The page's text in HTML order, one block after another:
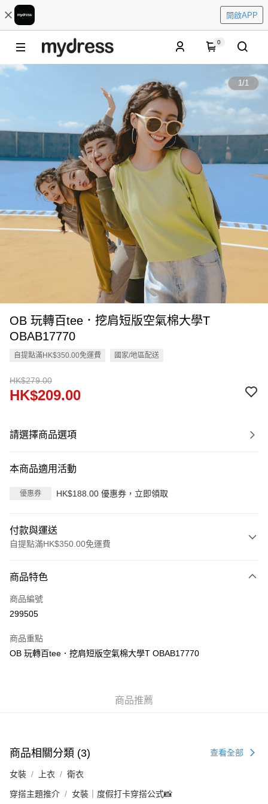
開啟APP
0
1/1
OB 玩轉百tee．挖肩短版空氣棉大學T
OBAB17770
自提點滿HK$350.00免運費 國家/地區配送
HK$279.00
HK$209.00
請選擇商品選項
本商品適用活動
優惠券 HK$188.00 優惠券，立即領取
付款與運送
自提點滿HK$350.00免運費
信用卡
Apple Pay
PayMe
付款後順豐站及營業點
每筆HK$40.00，滿HK$350.00或以上免運費
付款後順豐合作便利店
商品特色
商品編號
299505
商品重點
OB 玩轉百tee．挖肩短版空氣棉大學T OBAB17770
商品推薦
商品相關分類 (3) 查看全部
女裝 上衣 衛衣
穿搭主題推介 女裝｜度假打卡穿搭公式📸